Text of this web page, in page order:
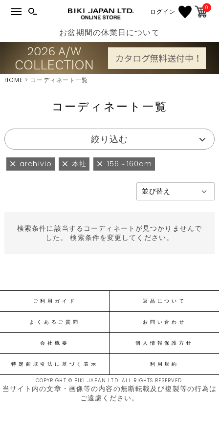
ログイン 0
お盆期間の休業日について
HOME コーディネート一覧
コーディネート一覧
絞り込む
archivio 本社 156～160cm
検索条件に該当するコーディネートが見つかりませんで
した。 検索条件を変更してください。
ご利用ガイド 返品について
よくあるご質問 お問い合わせ
会社概要 個人情報保護方針
特定商取引法に基づく表示 利用規約
COPYRIGHT © BIKI JAPAN LTD. ALL RIGHTS RESERVED.
当サイト内の文章・画像等の内容の無断転載及び複製等の行為は
ご遠慮ください。